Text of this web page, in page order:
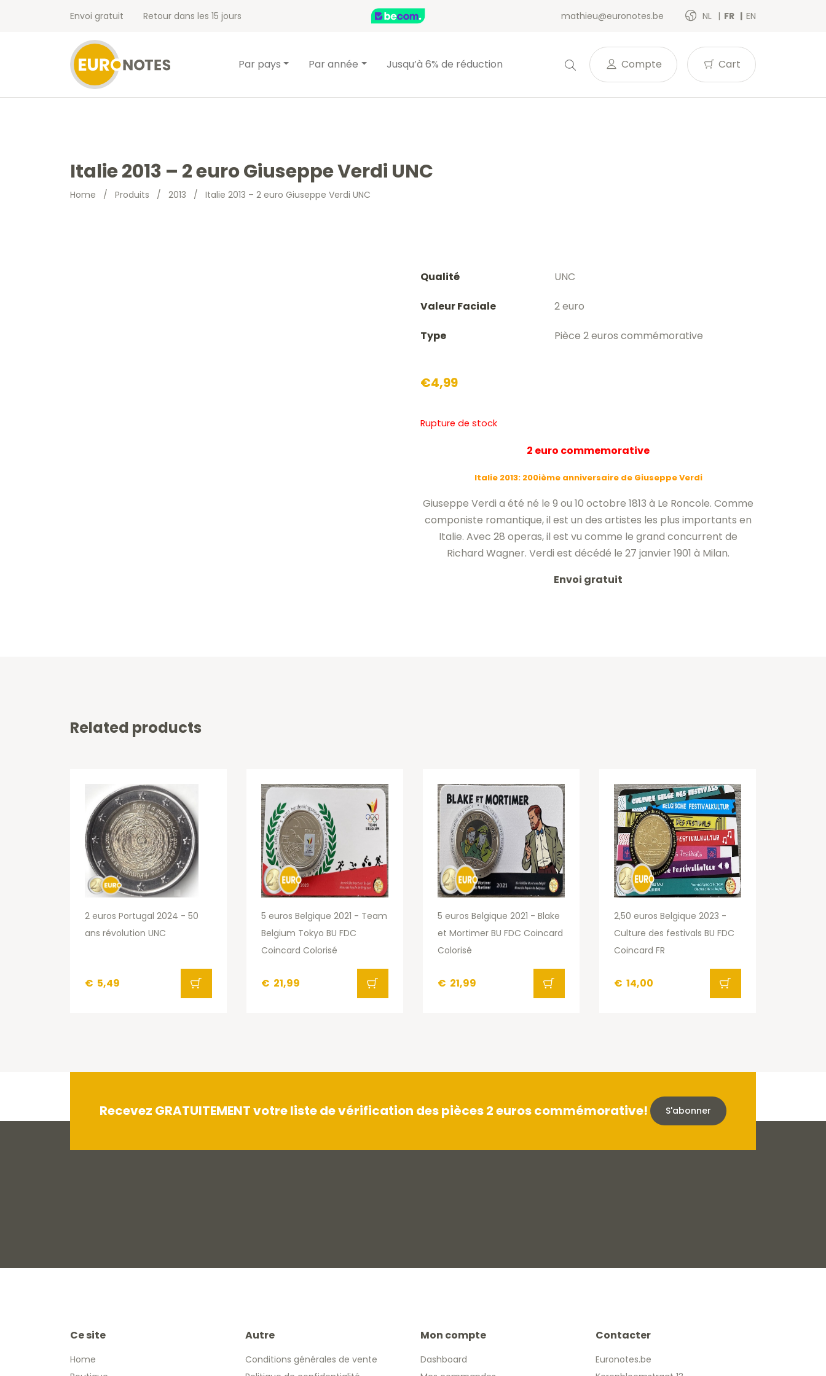
Envoi gratuit Retour dans les 15 jours mathieu@euronotes.be NL FR EN
Par pays Par année Jusqu’à 6% de réduction Compte Cart
Italie 2013 – 2 euro Giuseppe Verdi UNC
Home / Produits / 2013 / Italie 2013 – 2 euro Giuseppe Verdi UNC
Qualité UNC
Valeur Faciale 2 euro
Type Pièce 2 euros commémorative
€4,99
Rupture de stock
2 euro commemorative
Italie 2013: 200ième anniversaire de Giuseppe Verdi
Giuseppe Verdi a été né le 9 ou 10 octobre 1813 à Le Roncole. Comme
componiste romantique, il est un des artistes les plus importants en
Italie. Avec 28 operas, il est vu comme le grand concurrent de
Richard Wagner. Verdi est décédé le 27 janvier 1901 à Milan.
Envoi gratuit
Related products
2 euros Portugal 2024 - 50
ans révolution UNC
€ 5,49
5 euros Belgique 2021 - Team
Belgium Tokyo BU FDC
Coincard Colorisé
€ 21,99
5 euros Belgique 2021 - Blake
et Mortimer BU FDC Coincard
Colorisé
€ 21,99
2,50 euros Belgique 2023 -
Culture des festivals BU FDC
Coincard FR
€ 14,00
Recevez GRATUITEMENT votre liste de vérification des pièces 2 euros commémorative! S'abonner
Ce site
Home
Autre
Conditions générales de vente
Mon compte
Dashboard
Contacter
Euronotes.be